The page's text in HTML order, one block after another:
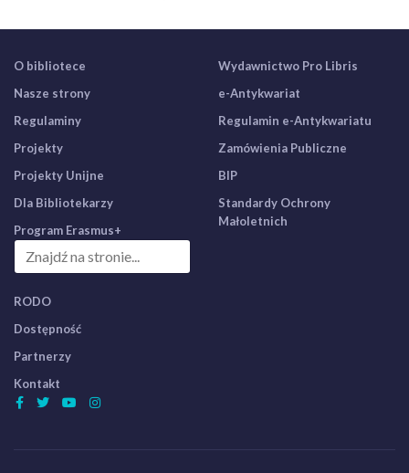
O bibliotece
Nasze strony
Regulaminy
Projekty
Projekty Unijne
Dla Bibliotekarzy
Program Erasmus+
Wydawnictwo Pro Libris
e-Antykwariat
Regulamin e-Antykwariatu
Zamówienia Publiczne
BIP
Standardy Ochrony
Małoletnich
RODO
Dostępność
Partnerzy
Kontakt